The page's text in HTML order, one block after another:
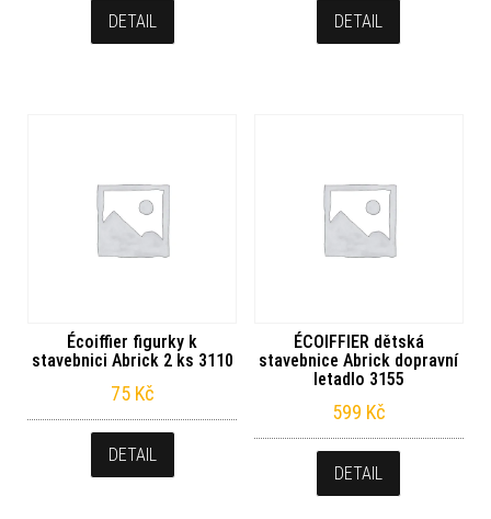
DETAIL DETAIL
Écoiffier figurky k
stavebnici Abrick 2 ks 3110
75 Kč
DETAIL
ÉCOIFFIER dětská
stavebnice Abrick dopravní
letadlo 3155
599 Kč
DETAIL